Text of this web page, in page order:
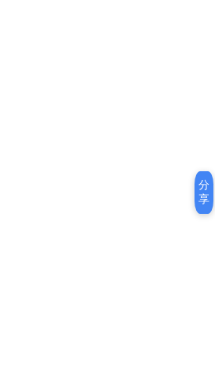
分
享